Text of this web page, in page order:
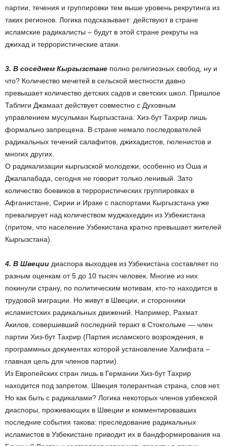
партии, течения и группировки тем выше уровень рекрутинга из
таких регионов. Логика подсказывает: действуют в стране
исламские радикалисты – будут в этой стране рекруты на
джихад и террористические атаки.
3. В соседнем Кыргызстане полно религиозных свобод, ну и
что? Количество мечетей в сельской местности давно
превышает количество детских садов и светских школ. Пришлое
Таблиги Джамаат действует совместно с Духовным
управлением мусульман Кыргызстана. Хиз-бут Тахрир лишь
формально запрещена. В стране немало последователей
радикальных течений салафитов, джихадистов, гюленистов и
многих других.
О радикализации кыргызской молодежи, особенно из Оша и
Джалалабада, сегодня не говорит только ленивый. Зато
количество боевиков в террористических группировках в
Афганистане, Сирии и Ираке с паспортами Кыргызстана уже
превалирует над количеством муджахеддин из Узбекистана
(притом, что население Узбекистана кратно превышает жителей
Кыргызстана).
4. В Швеции диаспора выходцев из Узбекистана составляет по
разным оценкам от 5 до 10 тысяч человек. Многие из них
покинули страну, по политическим мотивам, кто-то находится в
трудовой миграции. Но живут в Швеции, и сторонники
исламистских радикальных движений. Например, Рахмат
Акилов, совершивший последний теракт в Стокгольме — член
партии Хиз-бут Тахрир (Партия исламского возрождения, в
программных документах которой установление Халифата –
главная цель для членов партии).
Из Европейских стран лишь в Германии Хиз-бут Тахрир
находится под запретом. Швеция толерантная страна, слов нет.
Но как быть с радикалами? Логика некоторых членов узбекской
диаспоры, проживающих в Швеции и комментировавших
последние события такова: преследование радикальных
исламистов в Узбекистане приводит их в бандформирования на